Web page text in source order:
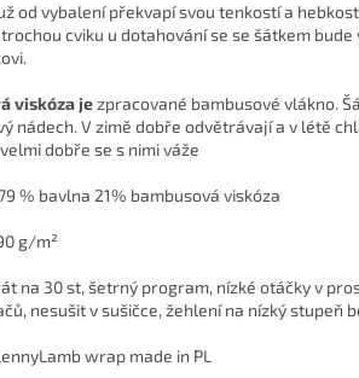
od vybalení překvapí svou tenkostí a
cviku u dotahování se se šátkem
viskóza jezpracované bambusové vlákno.
nádech. V zimě dobře odvětrávají a v létě
dobře se s nimi váže
% bavlna 21% bambusová viskóza
g/m²
na 30 st, šetrný program, nízké otáčky v
nesušit v sušičce, žehlení na nízký stupeň
wrap made in PL